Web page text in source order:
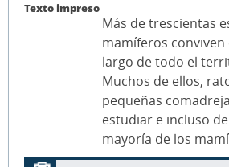
Texto impreso
Más de trescientas
mamíferos
largo de todo el
Muchos de ellos,
pequeñas
estudiar e incluso
mayoría de los